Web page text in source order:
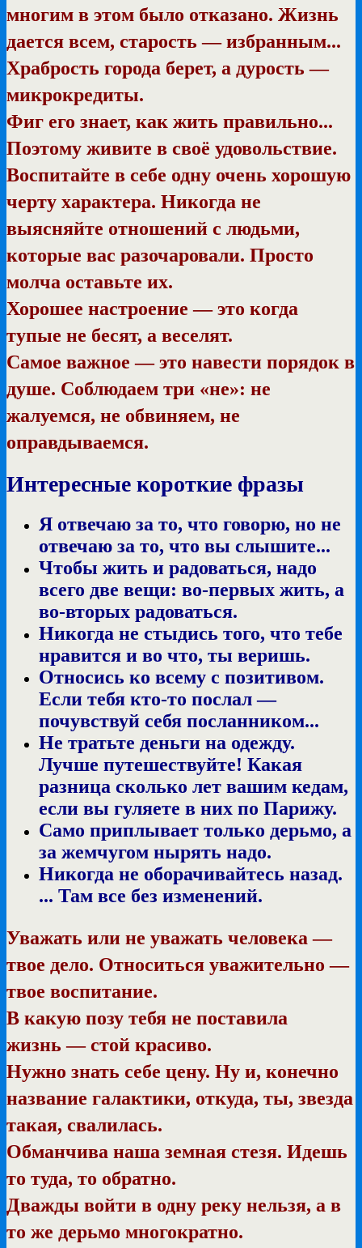
многим в этом было отказано. Жизнь
дается всем, старость — избранным...
Храбрость города берет, а дурость —
микрокредиты.
Фиг его знает, как жить правильно...
Поэтому живите в своё удовольствие.
Воспитайте в себе одну очень хорошую
черту характера. Никогда не
выясняйте отношений с людьми,
которые вас разочаровали. Просто
молча оставьте их.
Хорошее настроение — это когда
тупые не бесят, а веселят.
Самое важное — это навести порядок в
душе. Соблюдаем три «не»: не
жалуемся, не обвиняем, не
оправдываемся.
Интересные короткие фразы
Я отвечаю за то, что говорю, но не
отвечаю за то, что вы слышите...
Чтобы жить и радоваться, надо
всего две вещи: во-первых жить, а
во-вторых радоваться.
Никогда не стыдись того, что тебе
нравится и во что, ты веришь.
Относись ко всему с позитивом.
Если тебя кто-то послал —
почувствуй себя посланником...
Не тратьте деньги на одежду.
Лучше путешествуйте! Какая
разница сколько лет вашим кедам,
если вы гуляете в них по Парижу.
Само приплывает только дерьмо, а
за жемчугом нырять надо.
Никогда не оборачивайтесь назад.
... Там все без изменений.
Уважать или не уважать человека —
твое дело. Относиться уважительно —
твое воспитание.
В какую позу тебя не поставила
жизнь — стой красиво.
Нужно знать себе цену. Ну и, конечно
название галактики, откуда, ты, звезда
такая, свалилась.
Обманчива наша земная стезя. Идешь
то туда, то обратно.
Дважды войти в одну реку нельзя, а в
то же дерьмо многократно.